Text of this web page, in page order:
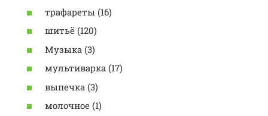
трафареты (16)
шитьё (120)
Музыка (3)
мультиварка (17)
выпечка (3)
молочное (1)